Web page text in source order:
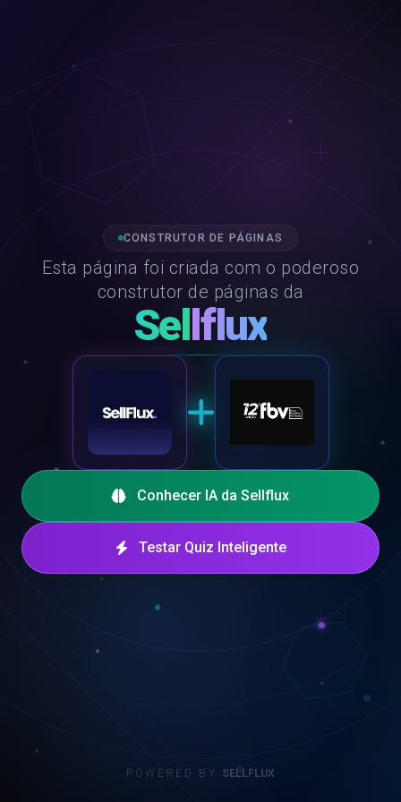
CONSTRUTOR DE PÁGINAS
Esta página foi criada com o poderoso
construtor de páginas da
Sellflux
Conhecer IA da Sellflux
Testar Quiz Inteligente
POWERED BY SELLFLUX